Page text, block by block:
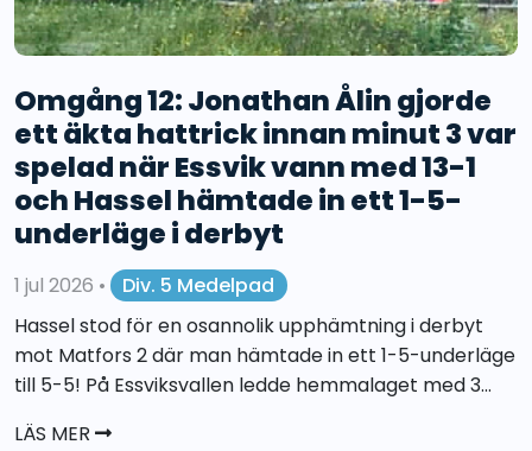
Omgång 12: Jonathan Ålin gjorde
ett äkta hattrick innan minut 3 var
spelad när Essvik vann med 13-1
och Hassel hämtade in ett 1-5-
underläge i derbyt
1 jul 2026 •
Div. 5 Medelpad
Hassel stod för en osannolik upphämtning i derbyt
mot Matfors 2 där man hämtade in ett 1-5-underläge
till 5-5! På Essviksvallen ledde hemmalaget med 3...
LÄS MER